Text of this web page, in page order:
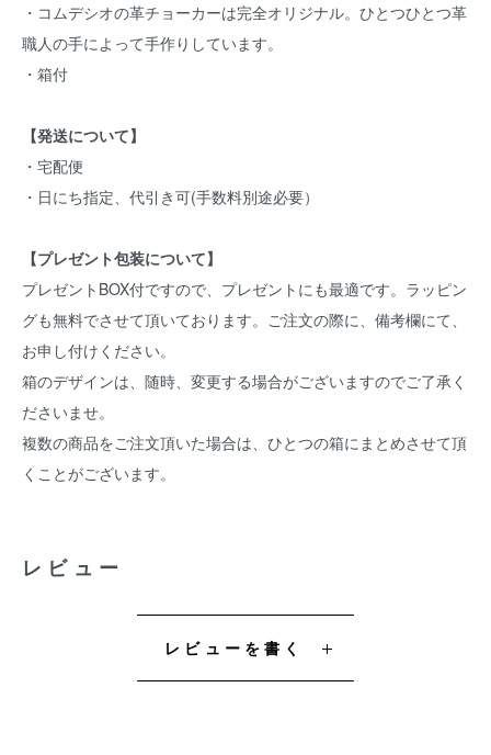
・コムデシオの革チョーカーは完全オリジナル。ひとつひとつ革
職人の手によって手作りしています。
・箱付
【発送について】
・宅配便
・日にち指定、代引き可(手数料別途必要）
【プレゼント包装について】
プレゼントBOX付ですので、プレゼントにも最適です。ラッピン
グも無料でさせて頂いております。ご注文の際に、備考欄にて、
お申し付けください。
箱のデザインは、随時、変更する場合がございますのでご了承く
ださいませ。
複数の商品をご注文頂いた場合は、ひとつの箱にまとめさせて頂
くことがございます。
レビュー
レビューを書く